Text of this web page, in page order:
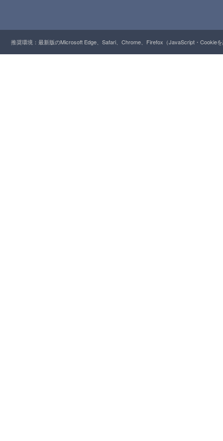
推奨環境：最新版のMicrosoft Edge、Safari、Chrome、Firefox（JavaScript・Cookie